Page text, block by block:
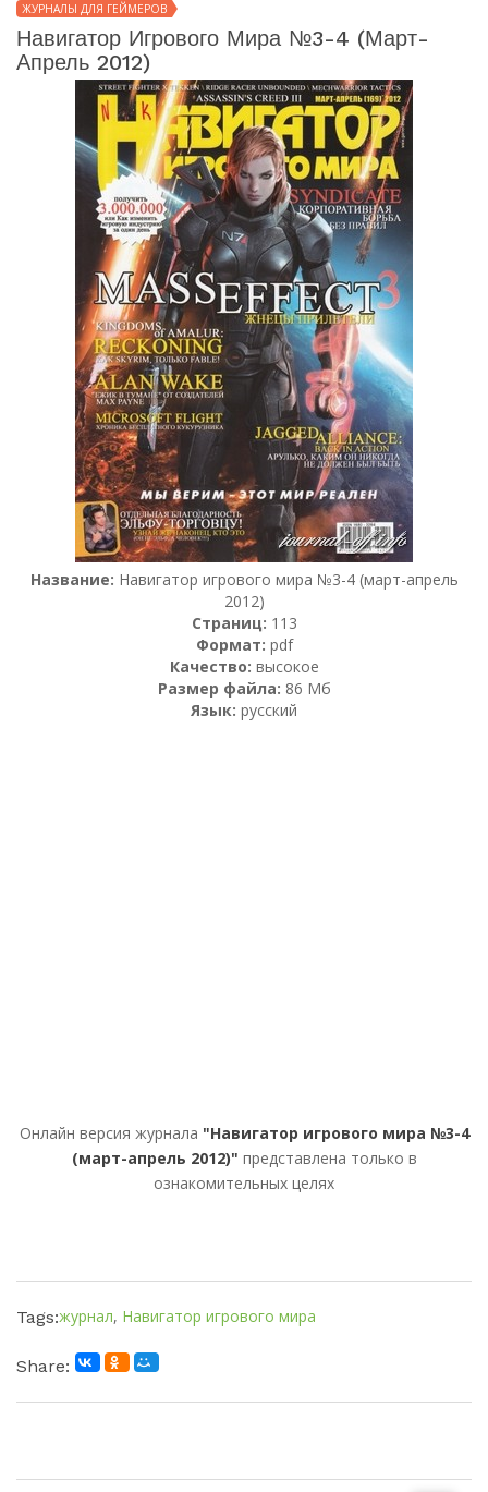
ЖУРНАЛЫ ДЛЯ ГЕЙМЕРОВ
Навигатор Игрового Мира №3-4 (март-
Апрель 2012)
Название: Навигатор игрового мира №3-4 (март-апрель
2012)
Страниц: 113
Формат: pdf
Качество: высокое
Размер файла: 86 Мб
Язык: русский
Онлайн версия журнала "Навигатор игрового мира №3-4
(март-апрель 2012)" представлена только в
ознакомительных целях
Tags:журнал, Навигатор игрового мира
Share: